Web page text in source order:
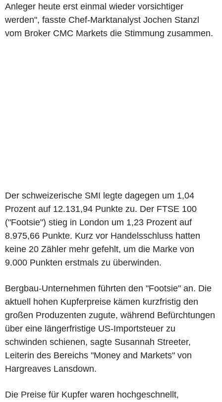
Anleger heute erst einmal wieder vorsichtiger
werden", fasste Chef-Marktanalyst Jochen Stanzl
vom Broker CMC Markets die Stimmung zusammen.
Der schweizerische SMI legte dagegen um 1,04
Prozent auf 12.131,94 Punkte zu. Der FTSE 100
("Footsie") stieg in London um 1,23 Prozent auf
8.975,66 Punkte. Kurz vor Handelsschluss hatten
keine 20 Zähler mehr gefehlt, um die Marke von
9.000 Punkten erstmals zu überwinden.
Bergbau-Unternehmen führten den "Footsie" an. Die
aktuell hohen Kupferpreise kämen kurzfristig den
großen Produzenten zugute, während Befürchtungen
über eine längerfristige US-Importsteuer zu
schwinden schienen, sagte Susannah Streeter,
Leiterin des Bereichs "Money and Markets" von
Hargreaves Lansdown.
Die Preise für Kupfer waren hochgeschnellt,